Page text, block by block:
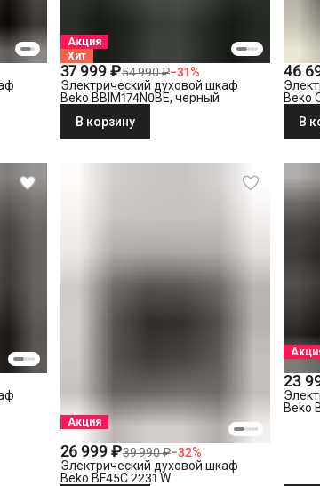
Акция
Хит
37 999 ₽54 990 ₽−31%
Электрический духовой шкаф
Beko BBIM174N0BE, черный
В корзину
46
Beko
В
Акция
26 999 ₽39 990 ₽−32%
Электрический духовой шкаф
Beko BF45C 2231 W
23
Beko